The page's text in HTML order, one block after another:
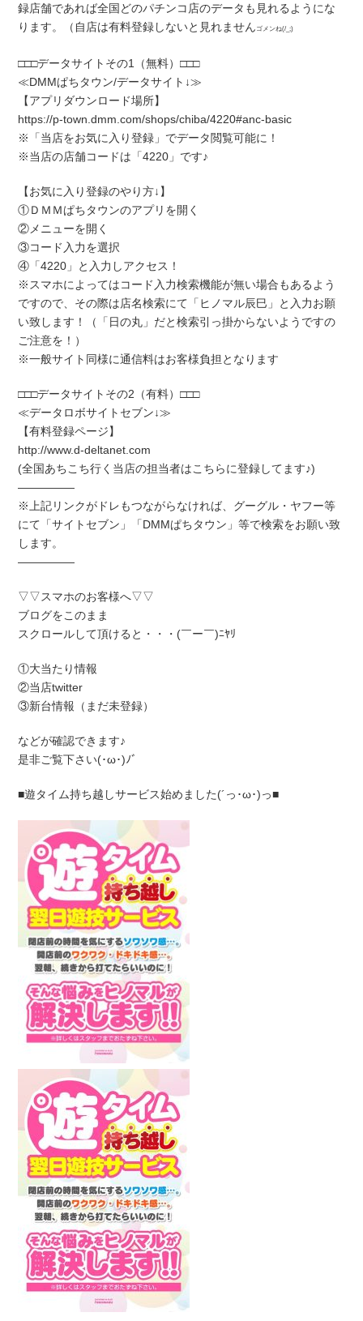
録店舗であれば全国どのパチンコ店のデータも見れるようにな
ります。（自店は有料登録しないと見れません ゴメンね(/_;)
□□□データサイトその1（無料）□□□
≪DMMぱちタウン/データサイト↓≫
【アプリダウンロード場所】
https://p-town.dmm.com/shops/chiba/4220#anc-basic
※「当店をお気に入り登録」でデータ閲覧可能に！
※当店の店舗コードは「4220」です♪
【お気に入り登録のやり方↓】
①ＤＭＭぱちタウンのアプリを開く
②メニューを開く
③コード入力を選択
④「4220」と入力しアクセス！
※スマホによってはコード入力検索機能が無い場合もあるよう
ですので、その際は店名検索にて「ヒノマル辰巳」と入力お願
い致します！（「日の丸」だと検索引っ掛からないようですの
ご注意を！）
※一般サイト同様に通信料はお客様負担となります
□□□データサイトその2（有料）□□□
≪データロボサイトセブン↓≫
【有料登録ページ】
http://www.d-deltanet.com
(全国あちこち行く当店の担当者はこちらに登録してます♪)
―――――
※上記リンクがドレもつながらなければ、グーグル・ヤフー等
にて「サイトセブン」「DMMぱちタウン」等で検索をお願い致
します。
―――――
▽▽スマホのお客様へ▽▽
ブログをこのまま
スクロールして頂けると・・・(￣ー￣)ﾆﾔﾘ
①大当たり情報
②当店twitter
③新台情報（まだ未登録）
などが確認できます♪
是非ご覧下さい(･ω･)ﾉﾞ
■遊タイム持ち越しサービス始めました(´っ･ω･)っ■